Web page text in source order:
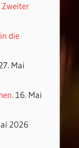
die
Mai
16. Mai
2026